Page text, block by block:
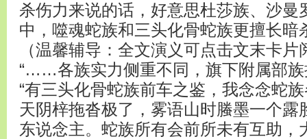
杀伤力来说的话，好意思杜莎族、沙曼
中，噬魂蛇族和三头化骨蛇族更擅长
（温馨辅导：全文演义可点击文末卡片
“……各族实力侧重不同，旗下附属部族
“有三头化骨蛇族前车之鉴，我念念蛇
天阴梓拖沓极了，雾语山时螣墨一个露
东说念主。蛇族所有会前所未有互助，